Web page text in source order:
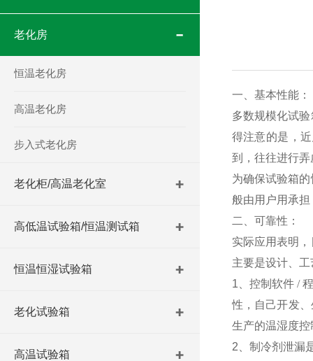
老化房
恒温老化房
高温老化房
步入式老化房
老化柜/高温老化室
高低温试验箱/恒温测试箱
恒温恒湿试验箱
老化试验箱
高温试验箱
一、基本性能：
多数规模化试
得注意的是，
到，往往进行
为确保试验箱
般由用户用承
二、可靠性：
实际应用表明
主要是设计、
1 、控制软件 /
性，自己开发
生产的温湿度
2 、制冷剂泄